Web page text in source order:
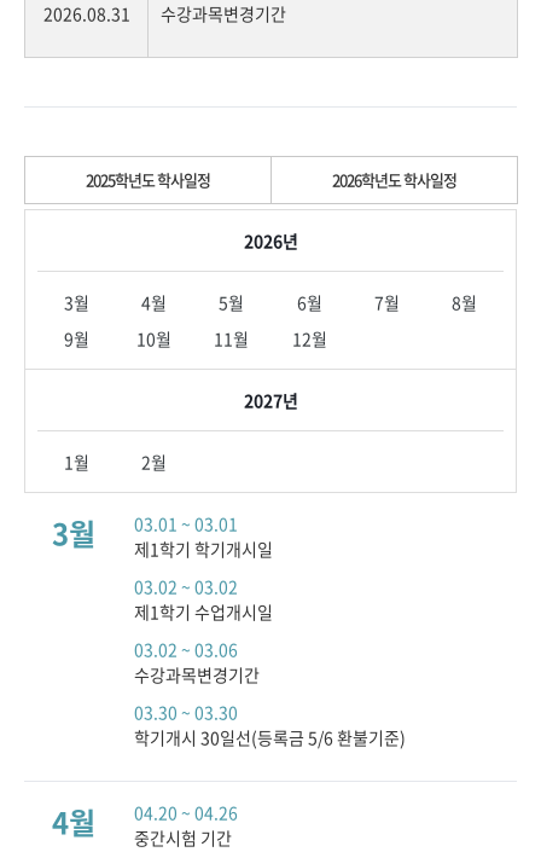
2026.08.31 수강과목변경기간
2025학년도 학사일정 2026학년도 학사일정
2026년
3월 4월 5월 6월 7월
8월
9월
10월 11월 12월
2027년
1월 2월
3월
03.01 ~ 03.01
제1학기 학기개시일
03.02 ~ 03.02
제1학기 수업개시일
03.02 ~ 03.06
수강과목변경기간
03.30 ~ 03.30
학기개시 30일선(등록금 5/6 환불기준)
4월
04.20 ~ 04.26
중간시험 기간